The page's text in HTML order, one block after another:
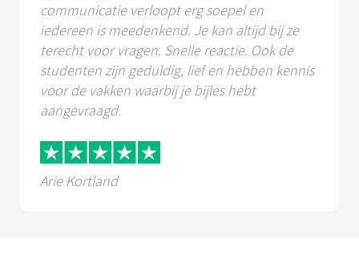
communicatie verloopt erg soepel en
iedereen is meedenkend. Je kan altijd bij ze
terecht voor vragen. Snelle reactie. Ook de
studenten zijn geduldig, lief en hebben kennis
voor de vakken waarbij je bijles hebt
aangevraagd.
Arie Kortland